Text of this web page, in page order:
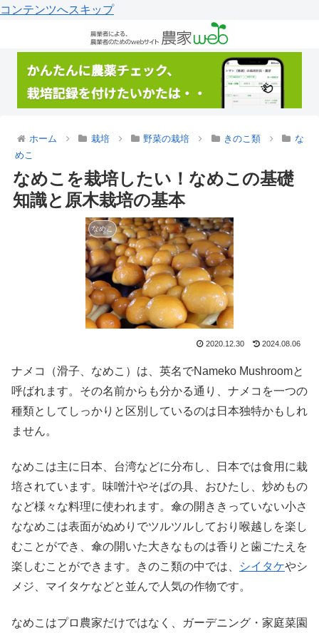
コンテンツへスキップ
ホーム 栽培 野菜の栽培 きのこ類
な
めこ
なめこを栽培したい！なめこの基礎
知識と原木栽培の基本
なめこ
2020.12.30 2024.08.06
ナメコ（滑子、なめこ）は、英名でNameko Mushroomと
呼ばれます。その名前からも分かる通り、ナメコを一つの
種類としてしっかりと区別しているのは日本独特かもしれ
ません。
なめこは主に日本、台湾などに分布し、日本では食用に栽
培されています。味噌汁やそばの具、おひたし、炒めもの
など様々な料理に使われます。傘の開ききっていない小さ
ななめこは表面がぬめりでツルツルしており喉越しを楽し
むことができ、傘の開いた大きなものは香りと歯ごたえを
楽しむことができます。きのこ類の中では、
シイタケやシ
メジ、マイタケなどと並んで人気の作物です。
なめこはプロ農家だけではなく、ガーデニング・家庭菜園